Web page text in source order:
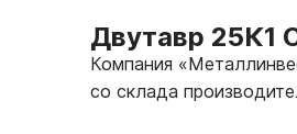
Двутавр 25К1
Компания
со склада